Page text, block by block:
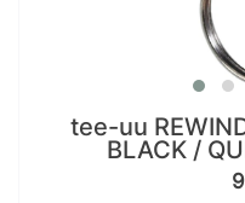
tee-uu
BLACK /